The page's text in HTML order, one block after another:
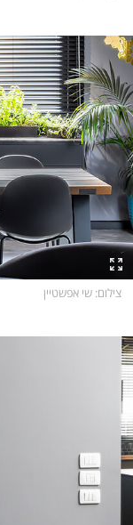
צילום: שי אפשטיין